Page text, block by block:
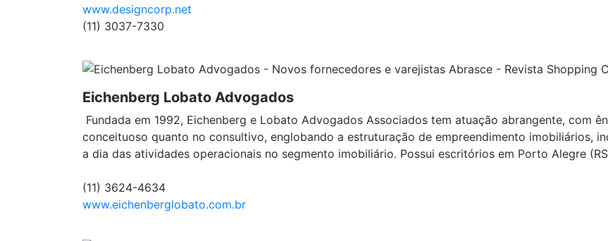
www.designcorp.net
(11) 3037-7330
Eichenberg Lobato Advogados
Fundada em 1992, Eichenberg e Lobato Advogados Associados tem atuação abrangente, com
conceituoso quanto no consultivo, englobando a estruturação de empreendimento imobiliários,
a dia das atividades operacionais no segmento imobiliário. Possui escritórios em Porto Alegre
(11) 3624-4634
www.eichenberglobato.com.br